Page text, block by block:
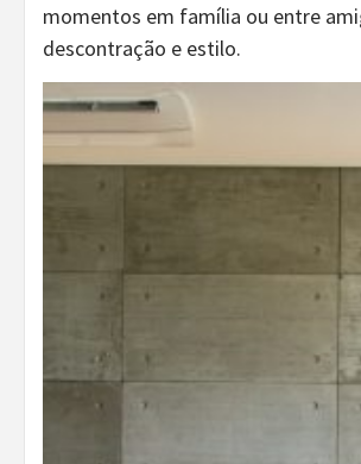
momentos em família ou entre
descontração e estilo.